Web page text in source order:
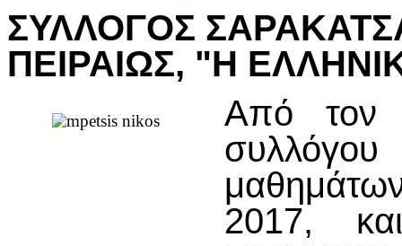
ΣΥΛΛΟΓΟΣ
ΠΕΙΡΑΙΩΣ, "Η
Από τον
2017,